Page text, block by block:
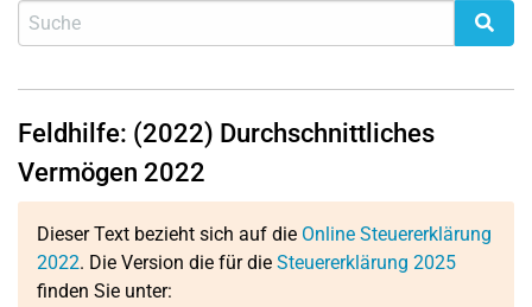
Feldhilfe: (2022) Durchschnittliches
Vermögen 2022
Dieser Text bezieht sich auf die Online Steuererklärung
2022. Die Version die für die Steuererklärung 2025
finden Sie unter: